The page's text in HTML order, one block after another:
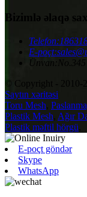
Bizimlə əlaqə
Telefon:
E-poçt:
Ünvan:
© Copyright - 2010-
Saytın xəritəsi
Toru Mesh
Plastik Mesh Ağır
Plastik məftil hörgü
E-poçt göndər
Skype
WhatsApp